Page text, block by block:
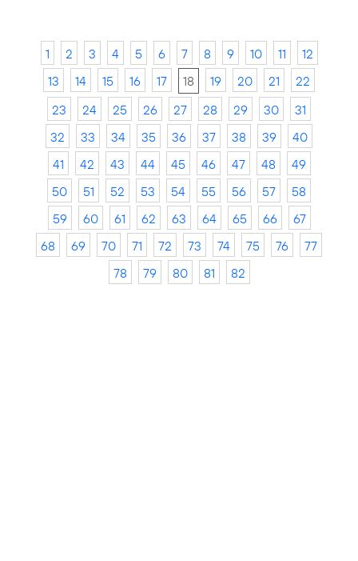
1 2 3 4 5 6 7 8 9 10 11
12
13
14 15 16 17 18 19 20 21
22
23
24 25 26 27 28 29 30
31
32
33 34 35 36 37 38 39
40
41
42 43 44 45 46 47 48
49
50
51 52 53 54 55 56 57
58
59
60 61 62 63 64 65 66
67
68
69 70 71 72 73 74 75 76
77
78
79 80 81 82